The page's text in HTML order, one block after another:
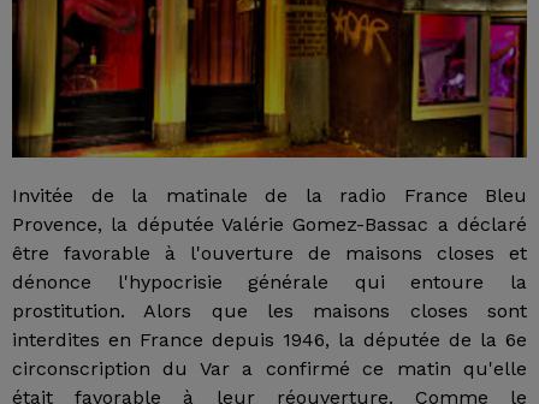
Invitée de la matinale de la radio France Bleu
Provence, la députée Valérie Gomez-Bassac a déclaré
être favorable à l'ouverture de maisons closes et
dénonce l'hypocrisie générale qui entoure la
prostitution. Alors que les maisons closes sont
interdites en France depuis 1946, la députée de la 6e
circonscription du Var a confirmé ce matin qu'elle
était favorable à leur réouverture. Comme le